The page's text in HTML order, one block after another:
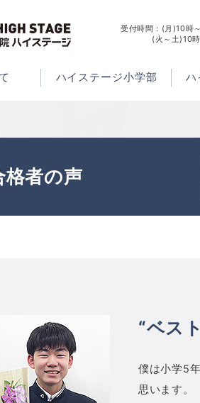
受付時間：(月)10時
(火～土)10
ハイステージ小学部 ハ
格者の声
“ベス
僕は小学5
思います。